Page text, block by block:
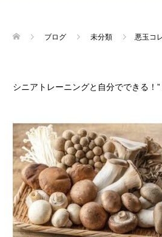
ブログ 未分類 悪玉コ
シニアトレーニングと自分でできる！ ”